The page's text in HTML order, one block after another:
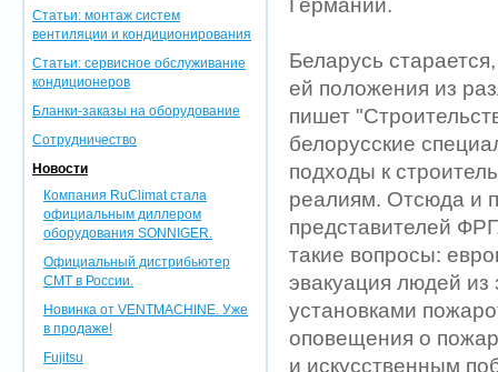
Статьи: монтаж систем
вентиляции и кондиционирования
Статьи: сервисное обслуживание
кондиционеров
Бланки-заказы на оборудование
Сотрудничество
Новости
Компания RuClimat стала
официальным диллером
оборудования SONNIGER.
Официальный дистрибьютер
CMT в России.
Новинка от VENTMACHINE. Уже
в продаже!
Fujitsu
Германии.
Беларусь
ей положения из
пишет
белорусские
подходы к
реалиям. Отсюда и
представителей
такие вопросы:
эвакуация людей
установками
оповещения о
и искусственным